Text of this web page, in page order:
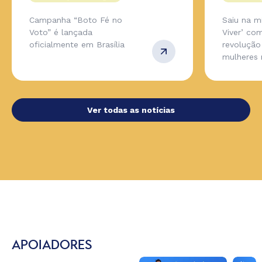
Campanha “Boto Fé no
Voto” é lançada
oficialmente em Brasília
Saiu na
Viver’
mulheres
Ver todas as notícias
APOIADORES